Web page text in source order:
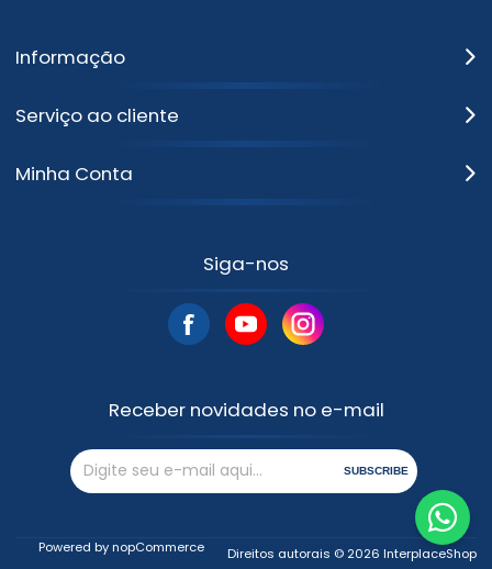
Informação
Serviço ao cliente
Minha Conta
Siga-nos
Receber novidades no e-mail
SUBSCRIBE
Direitos autorais © 2026 InterplaceShop
Powered bynopCommerce